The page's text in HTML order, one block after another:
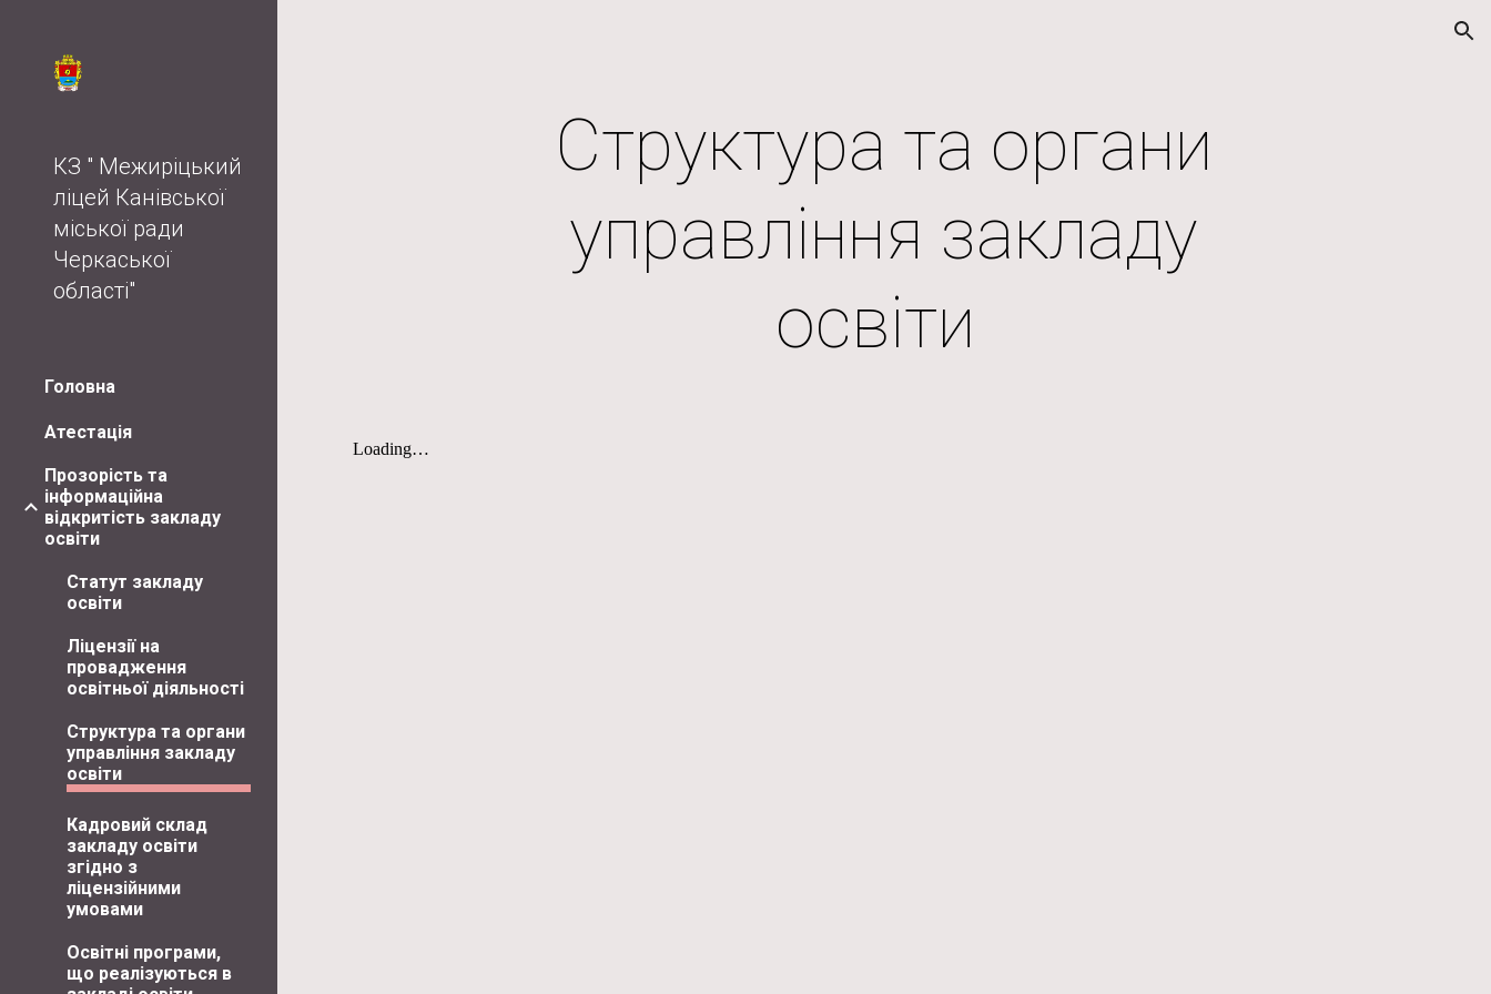
КЗ " Межиріцький
ліцей Канівської
міської ради
Черкаської
області"
Головна
Атестація
Прозорість та
інформаційна
відкритість закладу
освіти
Статут закладу
освіти
Ліцензії на
провадження
освітньої діяльності
Структура та органи
управління закладу
освіти
Кадровий склад
закладу освіти
згідно з
ліцензійними
умовами
Освітні програми,
що реалізуються в
Структура та органи
управління закладу
освіти